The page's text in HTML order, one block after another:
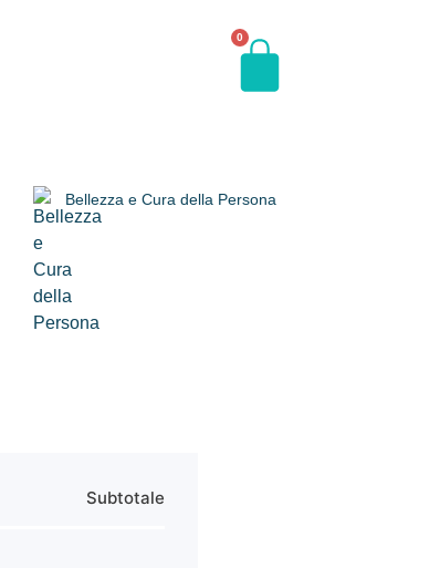
0
Bellezza e Cura della Persona
Subtotale